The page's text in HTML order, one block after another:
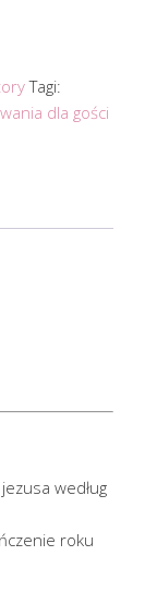
Tagi:
dla gości
według
roku